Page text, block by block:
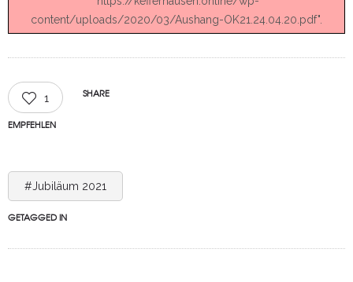
content/uploads/2020/03/Aushang-OK21.24.04.20.pdf".
1
EMPFEHLEN
SHARE
#Jubiläum 2021
GETAGGED IN